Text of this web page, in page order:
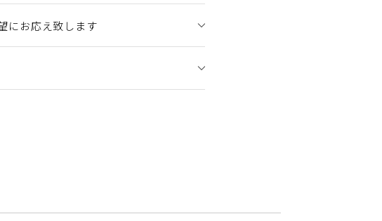
にお応え致します